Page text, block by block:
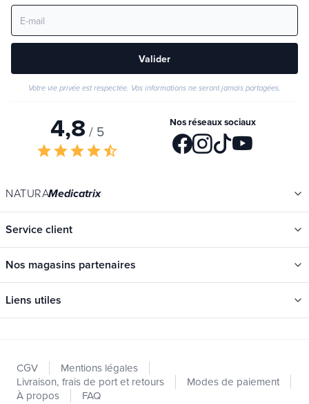
Valider
Votre vie privée est respectée. Vos informations ne seront jamais partagées.
4,8 / 5
starstarstarstarstar_half
Nos réseaux sociaux
NATURAMedicatrix
Service client
Nos magasins partenaires
Liens utiles
Promotions
Catalogues
CGV
Mentions légales
Livraison, frais de port et retours
Modes de paiement
À propos
FAQ